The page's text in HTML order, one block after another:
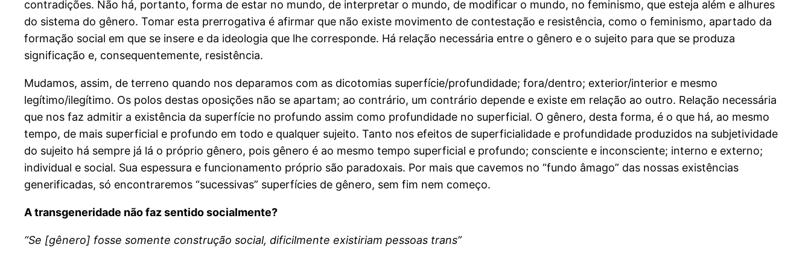
contradições. Não há, portanto, forma de estar no mundo, de interpretar o mundo, de modificar o mundo, no feminismo, que esteja além e alhures
do sistema do gênero. Tomar esta prerrogativa é afirmar que não existe movimento de contestação e resistência, como o feminismo, apartado da
formação social em que se insere e da ideologia que lhe corresponde. Há relação necessária entre o gênero e o sujeito para que se produza
significação e, consequentemente, resistência.
Mudamos, assim, de terreno quando nos deparamos com as dicotomias superfície/profundidade; fora/dentro; exterior/interior e mesmo
legítimo/ilegítimo. Os polos destas oposições não se apartam; ao contrário, um contrário depende e existe em relação ao outro. Relação necessária
que nos faz admitir a existência da superfície no profundo assim como profundidade no superficial. O gênero, desta forma, é o que há, ao mesmo
tempo, de mais superficial e profundo em todo e qualquer sujeito. Tanto nos efeitos de superficialidade e profundidade produzidos na subjetividade
do sujeito há sempre já lá o próprio gênero, pois gênero é ao mesmo tempo superficial e profundo; consciente e inconsciente; interno e externo;
individual e social. Sua espessura e funcionamento próprio são paradoxais. Por mais que cavemos no “fundo âmago” das nossas existências
generificadas, só encontraremos “sucessivas” superfícies de gênero, sem fim nem começo.
A transgeneridade não faz sentido socialmente?
“Se [gênero] fosse somente construção social, dificilmente existiriam pessoas trans”